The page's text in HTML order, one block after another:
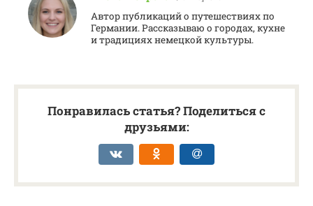
Автор публикаций о путешествиях по
Германии. Рассказываю о городах, кухне
и традициях немецкой культуры.
Понравилась статья? Поделиться с
друзьями: